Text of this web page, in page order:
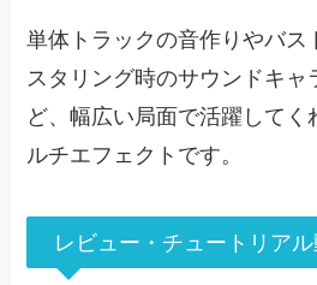
単体トラックの音作りやバス
スタリング時のサウンドキャ
ど、幅広い局面で活躍してく
ルチエフェクトです。
レビュー・チュートリア